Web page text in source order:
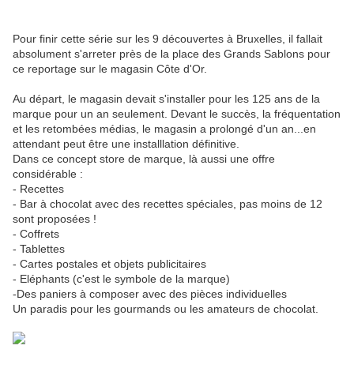
Pour finir cette série sur les 9 découvertes à Bruxelles, il fallait
absolument s'arreter près de la place des Grands Sablons pour
ce reportage sur le magasin Côte d'Or.
Au départ, le magasin devait s'installer pour les 125 ans de la
marque pour un an seulement. Devant le succès, la fréquentation
et les retombées médias, le magasin a prolongé d'un an...en
attendant peut être une installlation définitive.
Dans ce concept store de marque, là aussi une offre
considérable :
- Recettes
- Bar à chocolat avec des recettes spéciales, pas moins de 12
sont proposées !
- Coffrets
- Tablettes
- Cartes postales et objets publicitaires
- Eléphants (c'est le symbole de la marque)
-Des paniers à composer avec des pièces individuelles
Un paradis pour les gourmands ou les amateurs de chocolat.